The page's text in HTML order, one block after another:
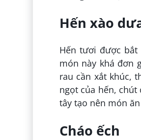
Hến xào
Hến tươi được
món này khá đơn
rau cần xắt khúc,
ngọt của hến,
tây tạo nên món
Cháo ếch